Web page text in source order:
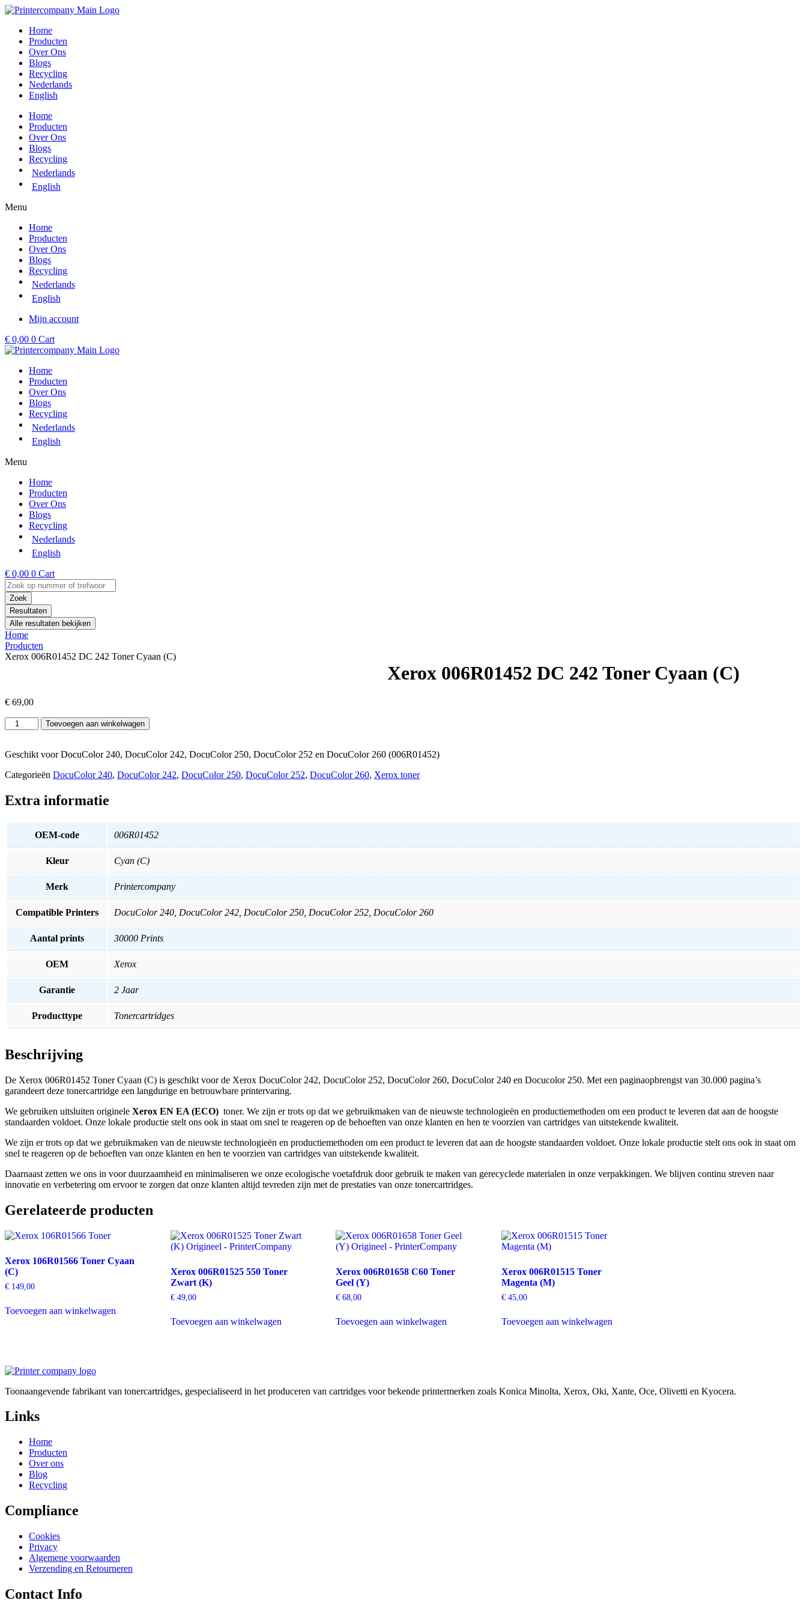
Ga
inhoud
Home
Producten
Over Ons
Blogs
Recycling
Nederlands
English
Home
Producten
Over Ons
Blogs
Recycling
Nederlands
English
Menu
Home
Producten
Over Ons
Blogs
Recycling
Nederlands
English
Mijn account
€ 0,00 0 Cart
Home
Producten
Over Ons
Blogs
Recycling
Nederlands
English
Menu
Home
Producten
Over Ons
Blogs
Recycling
Nederlands
English
€ 0,00 0 Cart
Search
...Zoek
Resultaten
Alle resultaten bekijken
Home
Producten
Xerox 006R01452 DC 242 Toner Cyaan (C)
Xerox 006R01452 DC 242 Toner Cyaan (C)
€ 69,00
Xerox
006R01452
242
Cyaan
aantal
Toevoegen aan winkelwagen
Geschikt voor DocuColor 240, DocuColor 242, DocuColor 250, DocuColor 252 en DocuColor 260 (006R01452)
Categorieën DocuColor 240, DocuColor 242, DocuColor 250, DocuColor 252, DocuColor 260, Xerox toner
Extra informatie
OEM-code 006R01452
Kleur Cyan (C)
Merk Printercompany
Compatible Printers DocuColor 240, DocuColor 242, DocuColor 250, DocuColor 252, DocuColor 260
Aantal prints 30000 Prints
OEM Xerox
Garantie 2 Jaar
Producttype Tonercartridges
Beschrijving
De Xerox 006R01452 Toner Cyaan (C) is geschikt voor de Xerox DocuColor 242, DocuColor 252, DocuColor 260, DocuColor 240 en Docucolor 250. Met een paginaopbrengst van 30.000 pagina’s
garandeert deze tonercartridge een langdurige en betrouwbare printervaring.
We gebruiken uitsluiten originele Xerox EN EA (ECO) toner. We zijn er trots op dat we gebruikmaken van de nieuwste technologieën en productiemethoden om een product te leveren dat aan de hoogste
standaarden voldoet. Onze lokale productie stelt ons ook in staat om snel te reageren op de behoeften van onze klanten en hen te voorzien van cartridges van uitstekende kwaliteit.
We zijn er trots op dat we gebruikmaken van de nieuwste technologieën en productiemethoden om een product te leveren dat aan de hoogste standaarden voldoet. Onze lokale productie stelt ons ook in staat om
snel te reageren op de behoeften van onze klanten en hen te voorzien van cartridges van uitstekende kwaliteit.
Daarnaast zetten we ons in voor duurzaamheid en minimaliseren we onze ecologische voetafdruk door gebruik te maken van gerecyclede materialen in onze verpakkingen. We blijven continu streven naar
innovatie en verbetering om ervoor te zorgen dat onze klanten altijd tevreden zijn met de prestaties van onze tonercartridges.
Gerelateerde producten
Xerox 106R01566 Toner Cyaan
(C)
€ 149,00
Toevoegen aan winkelwagen
Xerox 006R01525 550 Toner
Zwart (K)
€49,00
Toevoegen aan winkelwagen
Xerox 006R01658 C60 Toner
Geel (Y)
€ 68,00
Toevoegen aan winkelwagen
Xerox 006R01515 Toner
Magenta (M)
€45,00
Toevoegen aan winkelwagen
Toonaangevende fabrikant van tonercartridges, gespecialiseerd in het produceren van cartridges voor bekende printermerken zoals Konica Minolta, Xerox, Oki, Xante, Oce, Olivetti en Kyocera.
Links
Home
Producten
Over ons
Blog
Recycling
Compliance
Cookies
Privacy
Algemene voorwaarden
Verzending en Retourneren
Contact Info